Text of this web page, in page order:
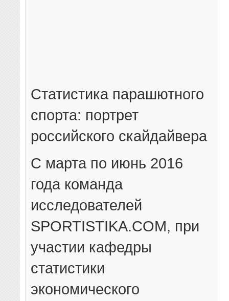
Статистика парашютного
спорта: портрет
российского скайдайвера
С марта по июнь 2016
года команда
исследователей
SPORTISTIKA.COM, при
участии кафедры
статистики
экономического